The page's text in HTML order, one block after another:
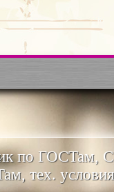
по ГОСТам,
тех.